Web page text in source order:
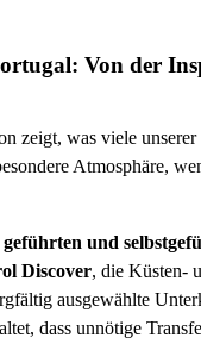
Von der
zeigt, was viele unserer
Atmosphäre,
geführten und
Discover, die Küsten-
ausgewählte
dass unnötige